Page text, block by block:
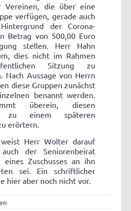
Vereinen, die über eine
verfügen, gerade auch
der Corona-
Betrag von 500,00 Euro
stellen. Herr Hahn
dies nicht im Rahmen
Sitzung zu
Nach Aussage von Herrn
diese Gruppen zunächst
benannt werden.
überein, diesen
zu einem späteren
erörtern.
Herr Wolter darauf
der Seniorenbeirat
eines Zuschusses an ihn
sei. Ein schriftlicher
hier aber noch nicht vor.